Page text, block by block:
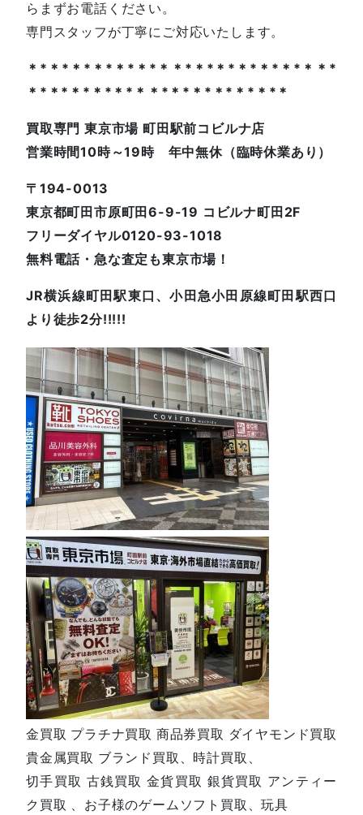
らまずお電話ください。
専門スタッフが丁寧にご対応いたします。
＊*＊*＊*＊*＊*＊*＊＊*＊*＊*＊*＊*＊*＊＊*
＊*＊*＊*＊*＊*＊＊*＊*＊*＊*＊*＊*＊
買取専門 東京市場 町田駅前コビルナ店
営業時間10時～19時 年中無休（臨時休業あり）
〒194-0013
東京都町田市原町田6-9-19 コビルナ町田2F
フリーダイヤル0120-93-1018
無料電話・急な査定も東京市場！
JR横浜線町田駅東口、小田急小田原線町田駅西口
より徒歩2分!!!!!
金買取 プラチナ買取 商品券買取 ダイヤモンド買取
貴金属買取 ブランド買取、時計買取、
切手買取 古銭買取 金貨買取 銀貨買取 アンティー
ク買取 、お子様のゲームソフト買取、玩具